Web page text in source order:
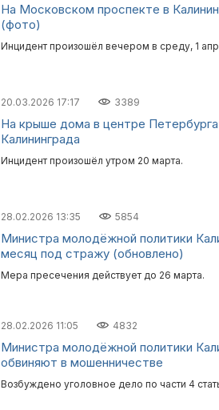
На Московском проспекте в
(фото)
Инцидент произошёл вечером в среду, 1
20.03.2026 17:17 3389
На крыше дома в центре
Калининграда
Инцидент произошёл утром 20 марта.
28.02.2026 13:35 5854
Министра молодёжной политики
месяц под стражу (обновлено)
Мера пресечения действует до 26 марта.
28.02.2026 11:05 4832
Министра молодёжной политики
обвиняют в мошенничестве
Возбуждено уголовное дело по части 4